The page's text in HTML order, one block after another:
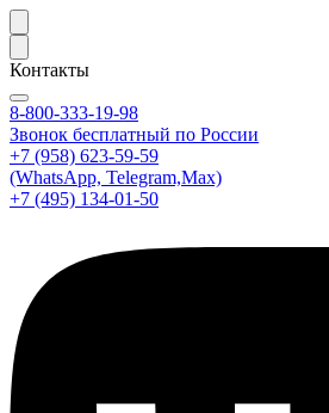
Контакты
8-800-333-19-98
Звонок бесплатный по России
+7 (958) 623-59-59
(WhatsApp, Telegram,Max)
+7 (495) 134-01-50